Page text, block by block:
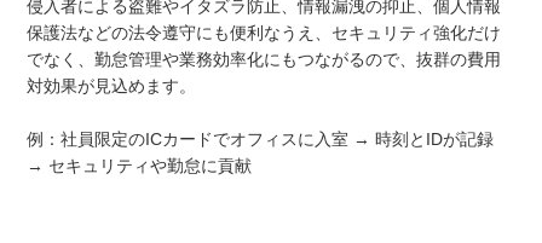
侵入者による盗難やイタズラ防止、情報漏洩の抑止、個人情報
保護法などの法令遵守にも便利なうえ、セキュリティ強化だけ
でなく、勤怠管理や業務効率化にもつながるので、抜群の費用
対効果が見込めます。
例：社員限定のICカードでオフィスに入室 → 時刻とIDが記録
→ セキュリティや勤怠に貢献